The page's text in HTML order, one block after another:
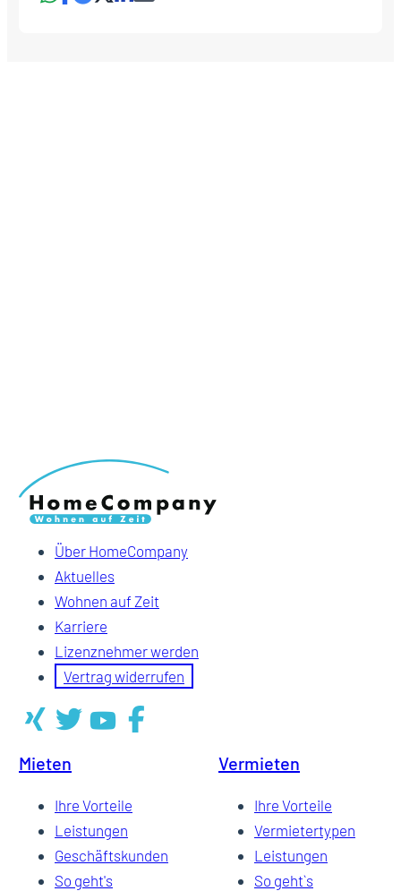
Über HomeCompany
Aktuelles
Wohnen auf Zeit
Karriere
Lizenznehmer werden
Vertrag widerrufen
Mieten
Ihre Vorteile
Leistungen
Geschäftskunden
So geht's
Vermieten
Ihre Vorteile
Vermietertypen
Leistungen
So geht`s